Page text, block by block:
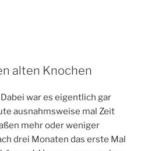
alten Knochen
war es eigentlich gar
ausnahmsweise mal Zeit
mehr oder weniger
drei Monaten das erste Mal